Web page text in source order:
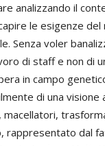
analizzando il
le esigenze
Senza voler
di staff e non di
in campo
di una
rappresentato dal